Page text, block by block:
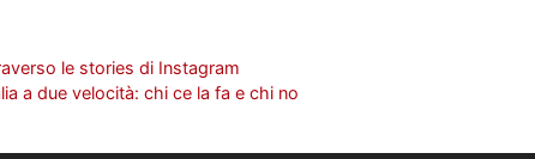
le stories di Instagram
a due velocità: chi ce la fa e chi no